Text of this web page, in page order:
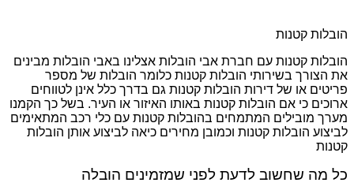
הובלות קטנות
הובלות קטנות עם חברת אבי הובלות אצלינו באבי הובלות מבינים
את הצורך בשירותי הובלות קטנות כלומר הובלות של מספר
פריטים או של דירות הובלות קטנות גם בדרך כלל אינן לטווחים
ארוכים כי אם הובלות קטנות באותו האיזור או העיר. בשל כך הקמנו
מערך מובילים המתמחים בהובלות קטנות עם כלי רכב המתאימים
לביצוע הובלות קטנות וכמובן מחירים כיאה לביצוע אותן הובלות
קטנות
כל מה שחשוב לדעת לפני שמזמינים הובלה